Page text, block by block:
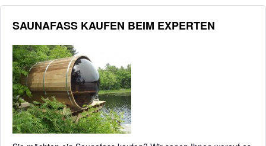
SAUNAFASS KAUFEN BEIM EXPERTEN